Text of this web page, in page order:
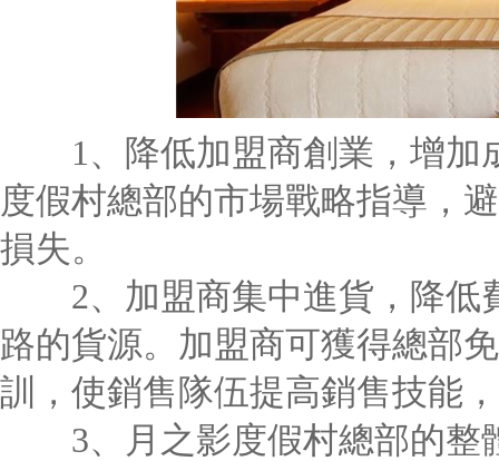
1、降低加盟商創業，增加
度假村總部的市場戰略指導，
損失。
2、加盟商集中進貨，降低
路的貨源。加盟商可獲得總部
訓，使銷售隊伍提高銷售技能
3、月之影度假村總部的整